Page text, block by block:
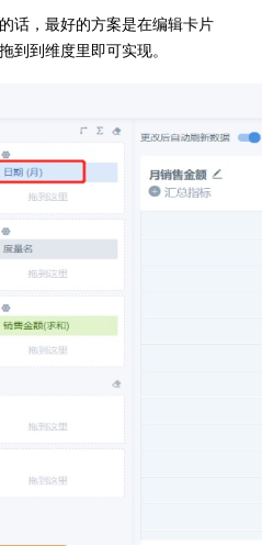
话，最好的方案是在编辑卡片
到到维度里即可实现。